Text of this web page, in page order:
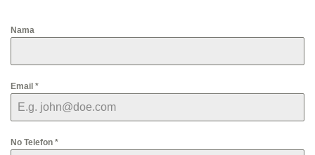
Nama
Email *
No Telefon *